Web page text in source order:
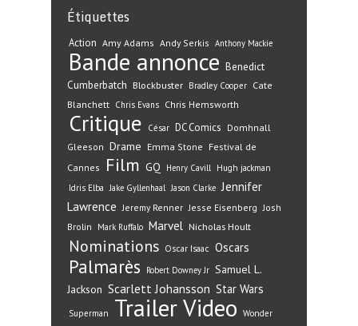
Étiquettes
Action Amy Adams Andy Serkis Anthony Mackie
Bande annonce Benedict
Cumberbatch Blockbuster Bradley Cooper Cate
Blanchett Chris Evans Chris Hemsworth
Critique César DC Comics Domhnall
Gleeson Drame Emma Stone Festival de
Cannes
Film GQ Henry Cavill Hugh jackman
Idris Elba Jake Gyllenhaal Jason Clarke Jennifer
Lawrence Jeremy Renner Jesse Eisenberg Josh
Brolin
Mark Ruffalo Marvel Nicholas Hoult
Nominations Oscar Isaac Oscars
Palmarès Robert Downey Jr Samuel L.
Jackson Scarlett Johansson Star Wars
Superman TrailerVideo Wonder